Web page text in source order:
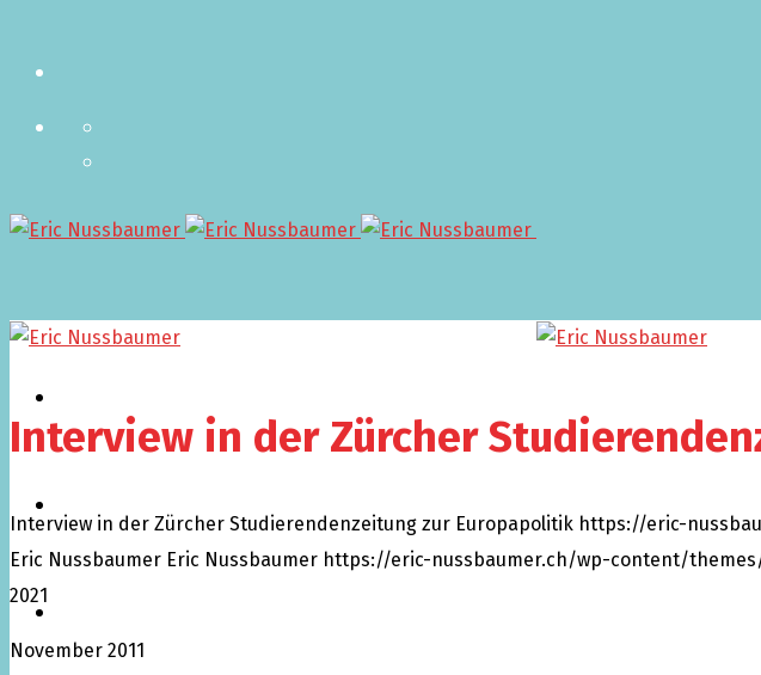
Interview in der Zürcher
Interview in der Zürcher Studierendenzeitung zur Europapolitik https://eric-
Eric Nussbaumer Eric Nussbaumer https://eric-nussbaumer.ch/wp-content/
2021
November 2011